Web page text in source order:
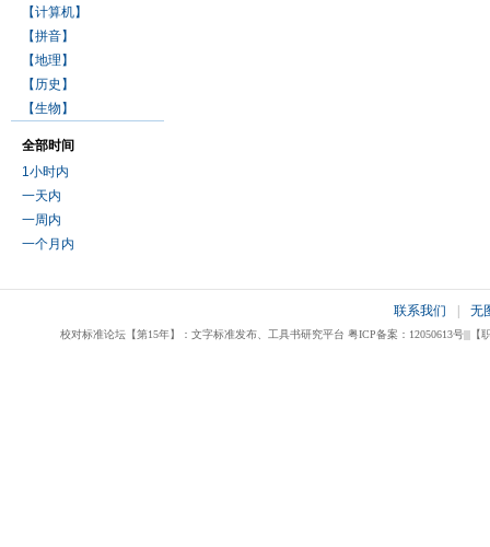
【计算机】
【拼音】
【地理】
【历史】
【生物】
全部时间
1小时内
一天内
一周内
一个月内
联系我们 无
校对标准论坛【第15年】：文字标准发布、工具书研究平台 粤ICP备案：12050613号|||【